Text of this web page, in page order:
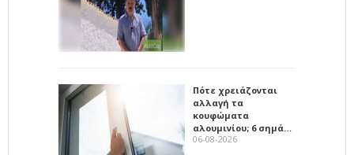
Πότε χρειάζονται
αλλαγή τα
κουφώματα
αλουμινίου; 6 σημά…
06-08-2026